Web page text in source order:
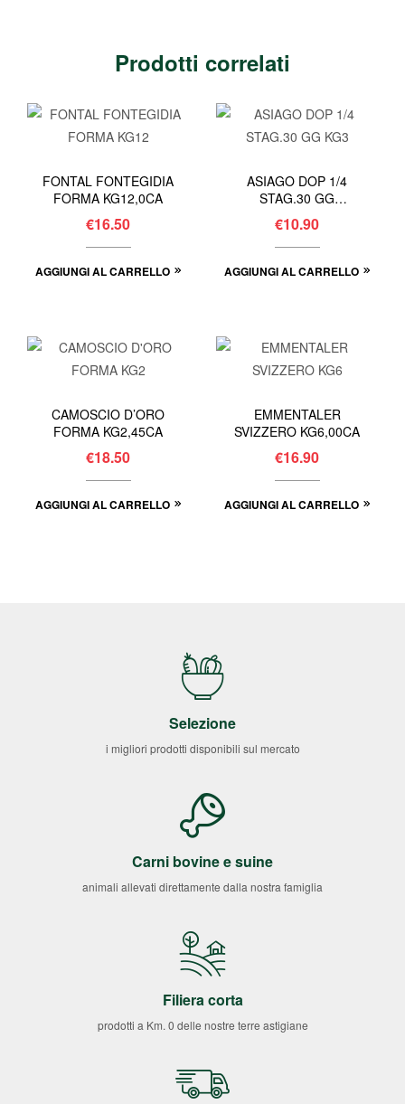
Prodotti correlati
FONTAL FONTEGIDIA
FORMA KG12,0CA
€16.50
AGGIUNGI AL CARRELLO
ASIAGO DOP 1/4
STAG.30 GG
KG3,00CA
€10.90
AGGIUNGI AL CARRELLO
CAMOSCIO D’ORO
FORMA KG2,45CA
€18.50
AGGIUNGI AL CARRELLO
EMMENTALER
SVIZZERO KG6,00CA
€16.90
AGGIUNGI AL CARRELLO
Selezione
i migliori prodotti disponibili sul mercato
Carni bovine e suine
animali allevati direttamente dalla nostra famiglia
Filiera corta
prodotti a Km. 0 delle nostre terre astigiane